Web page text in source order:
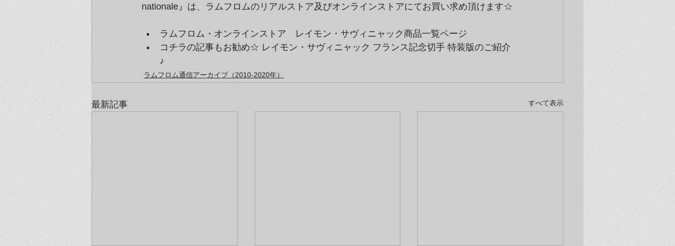
nationale』は、ラムフロムのリアルストア及びオンラインストアにてお買い求め頂けます☆
ラムフロム・オンラインストア　レイモン・サヴィニャック商品一覧ページ
コチラの記事もお勧め☆ レイモン・サヴィニャック フランス記念切手 特装版のご紹介
♪
ラムフロム通信アーカイブ（2010-2020年）
最新記事 すべて表示